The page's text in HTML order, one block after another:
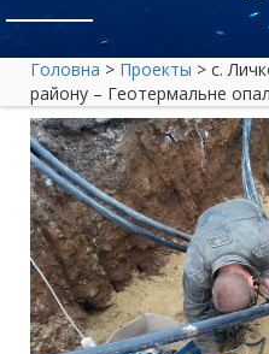
Головна > Проекты > с.
району – Геотермальне